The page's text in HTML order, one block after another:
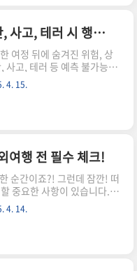
민을 지원하는 시스템 입
떻게 활용해야 할까요?긴급
여권 분실, 강도, 교통사고?!
황에서 당황하지 말고 영사
0404, 해외: +82-2-3210-
04..
해외여행 위기상황 대처법 도난, 사고, 테러 시 행동요령
여정 뒤에 숨겨진 위험, 상
사고, 테러 등 예측 불가능한
을 악몽으로 만들 수 있습
비만 있다면, 안전하고 즐거
죠! 이 포스트에서는 해외여
양한 위기상황별 대처법을
인하세요!1. 도난 및 분실:
처하기!여행 중 가장 빈번한
분실입니다. 소중한 여권부
권까지! 아찔한 상황 속에
법을 알아볼까요?1.1 여권..
4. 15.
여행 전 필수 체크!
순간이죠?! 그런데 잠깐! 떠
중요한 사항이 있습니다. 바
다. 공항에서 낭패 보는 일
과 확인 방법, 이의신청 절차
걱정 없이 떠나자고요! 준비
~!!출국금지, 왜? 누구에게?
4. 14.